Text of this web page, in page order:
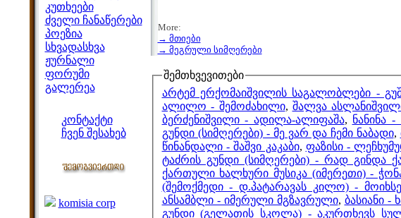
კუთხეები
ძველი ჩანაწერები
პოეზია
სხვადასხვა
ჟურნალი
ფორუმი
გალერეა
კონტაქტი
ჩვენ შესახებ
komisia corp
More:
→ მთიები
→ მეგრული სიმღერები
შემთხვევითები
არტემ ერქომაიშვილის საგალობლები -
ალილო - შემოძახილი, შალვა
ბერძენიშვილი - ადილა-ალიფაშა, ნანინა
გუნდი (სიმღერები) - მე ვარ და ჩემი ნაბადი,
წინანდალი - შაშვი კაკაბი, ფაზისი -
ტაძრის გუნდი (სიმღერები) - რად გინდა
ქართული ხალხური მუსიკა (იმერეთი) -
(შემოქმედი - დ.პატარავას კილო) -
ანსამბლი - იმერული მგზავრული, ბასიანი -
გუნდი (გელათის სკოლა) - აკურთხევს